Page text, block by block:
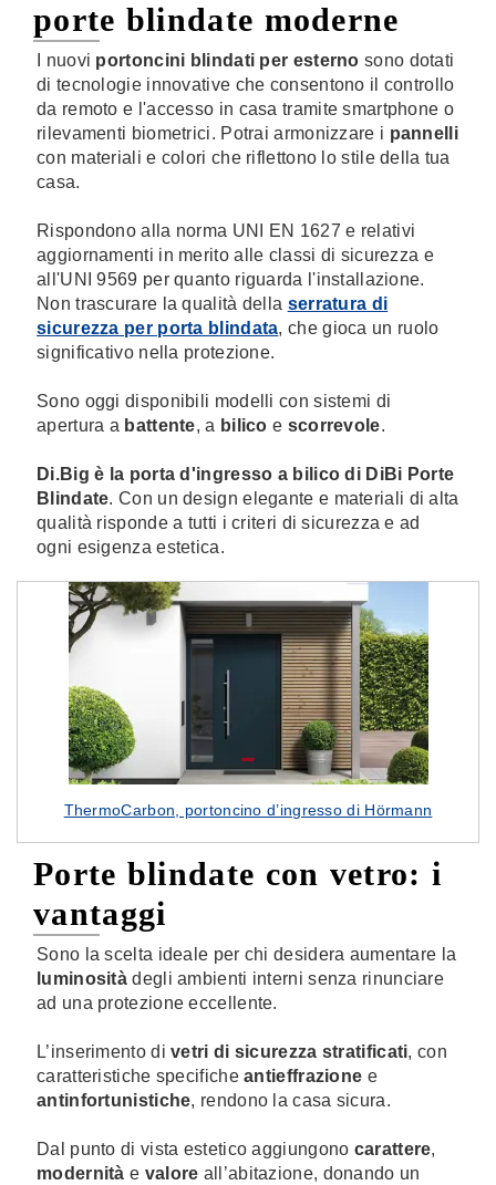
porte blindate moderne
I nuovi portoncini blindati per esternosono dotati
di tecnologie innovative che consentono il controllo
da remoto e l'accesso in casa tramite smartphone o
rilevamenti biometrici. Potrai armonizzare i pannelli
con materiali e colori che riflettono lo stile della tua
casa.
Rispondono alla norma UNI EN 1627 e relativi
aggiornamenti in merito alle classi di sicurezza e
all'UNI 9569 per quanto riguarda l'installazione.
Non trascurare la qualità della serratura di
sicurezza per porta blindata, che gioca un ruolo
significativo nella protezione.
Sono oggi disponibili modelli con sistemi di
apertura a battente, a bilico e scorrevole.
Di.Big è la porta d'ingresso a bilico di DiBi Porte
Blindate. Con un design elegante e materiali di alta
qualità risponde a tutti i criteri di sicurezza e ad
ogni esigenza estetica.
ThermoCarbon, portoncino d’ingresso di Hörmann
Porte blindate con vetro: i
vantaggi
Sono la scelta ideale per chi desidera aumentare la
luminosità degli ambienti interni senza rinunciare
ad una protezione eccellente.
L’inserimento divetri di sicurezza stratificati, con
caratteristiche specificheantieffrazione e
antinfortunistiche, rendono la casa sicura.
Dal punto di vista estetico aggiungono carattere,
modernità e valore all’abitazione, donando un